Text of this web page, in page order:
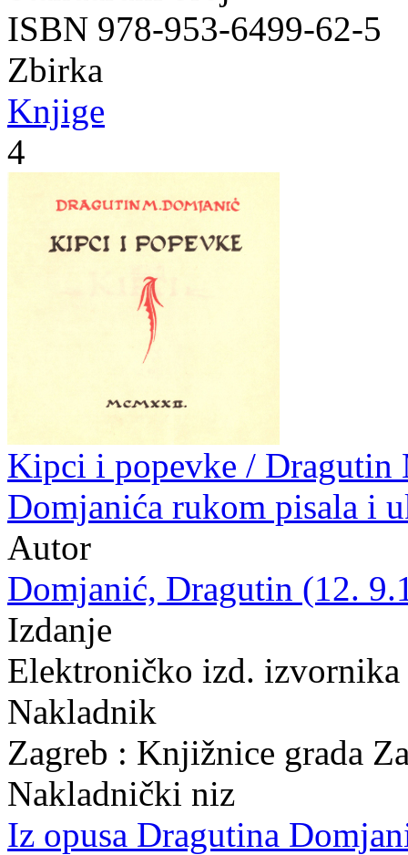
ISBN 978-953-6499-62-5
Zbirka
Knjige
4
Kipci i popevke / Dragutin
Domjanića rukom pisala i
Autor
Domjanić, Dragutin (12.
Izdanje
Elektroničko izd.
Nakladnik
Zagreb : Knjižnice grada
Nakladnički niz
Iz opusa Dragutina